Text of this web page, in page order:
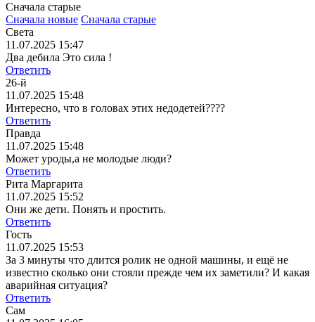
Сначала старые
Сначала новые Сначала старые
Света
11.07.2025 15:47
Два дебила Это сила !
Ответить
26-й
11.07.2025 15:48
Интересно, что в головах этих недодетей????
Ответить
Правда
11.07.2025 15:48
Может уроды,а не молодые люди?
Ответить
Рита Маргарита
11.07.2025 15:52
Они же дети. Понять и простить.
Ответить
Гость
11.07.2025 15:53
За 3 минуты что длится ролик не одной машины, и ещё не
известно сколько они стояли прежде чем их заметили? И какая
аварийная ситуация?
Ответить
Сам